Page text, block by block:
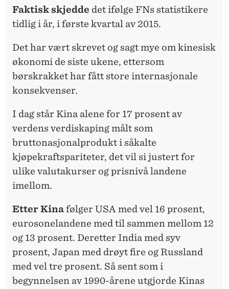
Faktisk skjedde det ifølge FNs statistikere
tidlig i år, i første kvartal av 2015.
Det har vært skrevet og sagt mye om kinesisk
økonomi de siste ukene, ettersom
børskrakket har fått store internasjonale
konsekvenser.
I dag står Kina alene for 17 prosent av
verdens verdiskaping målt som
bruttonasjonalprodukt i såkalte
kjøpekraftspari­teter, det vil si justert for
ulike valutakurser og prisnivå landene
imellom.
Etter Kinafølger USA med vel 16 prosent,
eurosonelandene med til sammen mellom 12
og 13 prosent. Deretter India med syv
prosent, Japan med drøyt fire og Russland
med vel tre prosent. Så sent som i
begynnelsen av 1990-årene utgjorde Kinas